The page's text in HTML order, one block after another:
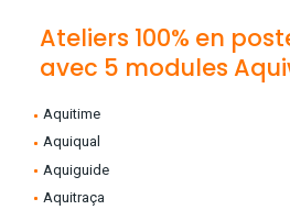
Ateliers 100% en
avec 5 modules
Aquitime
Aquiqual
Aquiguide
Aquitraça